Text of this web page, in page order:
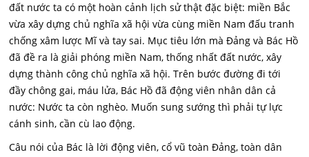
đất nước ta có một hoàn cảnh lịch sử thật đặc biệt: miền Bắc
vừa xây dựng chủ nghĩa xã hội vừa cùng miền Nam đấu tranh
chống xâm lược Mĩ và tay sai. Mục tiêu lớn mà Đảng và Bác Hồ
đã đề ra là giải phóng miền Nam, thống nhất đất nước, xây
dựng thành công chủ nghĩa xã hội. Trên bước đường đi tới
đầy chông gai, máu lửa, Bác Hồ đã động viên nhân dân cả
nước: Nước ta còn nghèo. Muốn sung sướng thì phải tự lực
cánh sinh, cần cù lao động.
Câu nói của Bác là lời động viên, cổ vũ toàn Đảng, toàn dân